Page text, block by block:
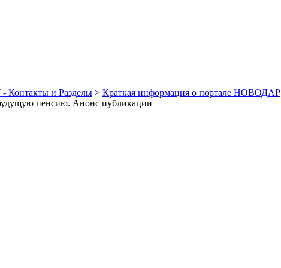
Контакты и Разделы > Краткая информация о портале НОВОДАР
пенсию. Анонс публикации